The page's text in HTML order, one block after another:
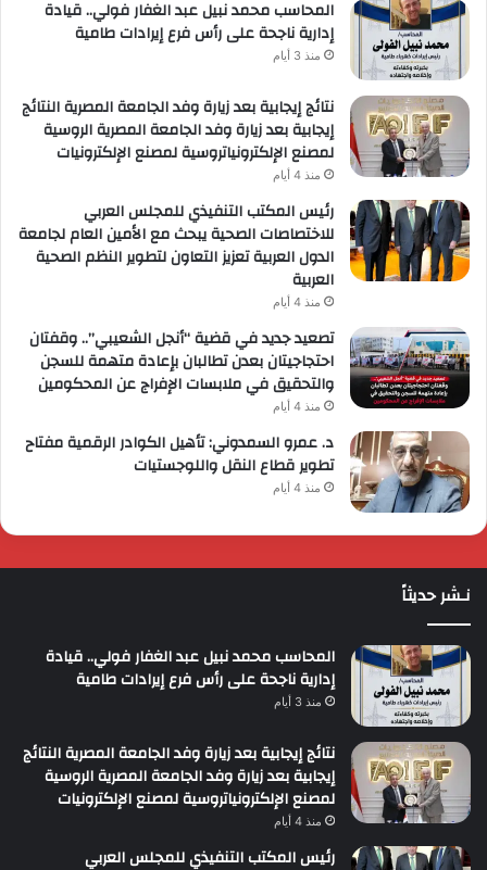
المحاسب محمد نبيل عبد الغفار فولي.. قيادة
إدارية ناجحة على رأس فرع إيرادات طامية
منذ 3 أيام
نتائج إيجابية بعد زيارة وفد الجامعة المصرية النتائج
إيجابية بعد زيارة وفد الجامعة المصرية الروسية
لمصنع الإلكترونياتروسية لمصنع الإلكترونيات
منذ 4 أيام
رئيس المكتب التنفيذي للمجلس العربي
للاختصاصات الصحية يبحث مع الأمين العام لجامعة
الدول العربية تعزيز التعاون لتطوير النظم الصحية
العربية
منذ 4 أيام
تصعيد جديد في قضية “أنجل الشعيبي”.. وقفتان
احتجاجيتان بعدن تطالبان بإعادة متهمة للسجن
والتحقيق في ملابسات الإفراج عن المحكومين
منذ 4 أيام
د. عمرو السمدوني: تأهيل الكوادر الرقمية مفتاح
تطوير قطاع النقل واللوجستيات
منذ 4 أيام
نـشر حديثاً
المحاسب محمد نبيل عبد الغفار فولي.. قيادة
إدارية ناجحة على رأس فرع إيرادات طامية
منذ 3 أيام
نتائج إيجابية بعد زيارة وفد الجامعة المصرية النتائج
إيجابية بعد زيارة وفد الجامعة المصرية الروسية
لمصنع الإلكترونياتروسية لمصنع الإلكترونيات
منذ 4 أيام
رئيس المكتب التنفيذي للمجلس العربي